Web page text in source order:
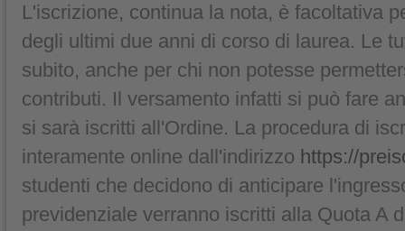
L'iscrizione, continua la nota, è facoltativa
degli ultimi due anni di corso di laurea. Le
subito, anche per chi non potesse
contributi. Il versamento infatti si può fare
si sarà iscritti all'Ordine. La procedura di
interamente online dall'indirizzo https://
studenti che decidono di anticipare
previdenziale verranno iscritti alla Quota A